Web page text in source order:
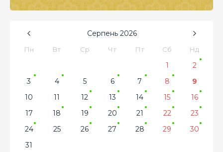
Серпень 2026
Пн Вт Ср Чт Пт Сб Нд
1
2
3
4 5 6 7 8
9
10
11 12 13 14 15
16
17
18 19 20 21 22
23
24
25 26 27 28 29
30
31